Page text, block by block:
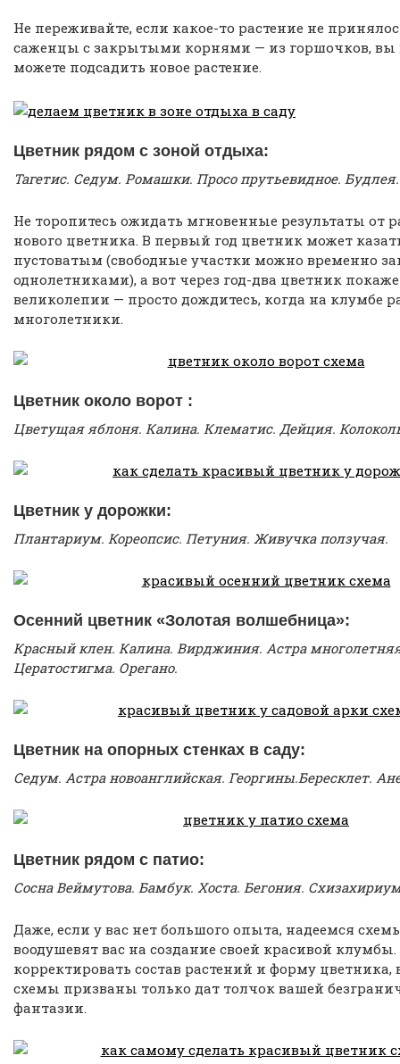
Не переживайте, если какое-то растение не
саженцы с закрытыми корнями — из горшочков, вы
можете подсадить новое растение.
Цветник рядом с зоной отдыха:
Тагетис. Седум. Ромашки. Просо прутьевидное.
Не торопитесь ожидать мгновенные результаты от
нового цветника. В первый год цветник может
пустоватым (свободные участки можно временно
однолетниками), а вот через год-два цветник
великолепии — просто дождитесь, когда на клумбе
многолетники.
Цветник около ворот :
Цветущая яблоня. Калина. Клематис. Дейция.
Цветник у дорожки:
Плантариум. Кореопсис. Петуния. Живучка ползучая.
Осенний цветник «Золотая волшебница»:
Красный клен. Калина. Вирджиния. Астра
Цератостигма. Орегано.
Цветник на опорных стенках в саду:
Седум. Астра новоанглийская. Георгины.Бересклет.
Цветник рядом с патио:
Сосна Веймутова. Бамбук. Хоста. Бегония.
Даже, если у вас нет большого опыта, надеемся
воодушевят вас на создание своей красивой клумбы.
корректировать состав растений и форму цветника,
схемы призваны только дат толчок вашей
фантазии.